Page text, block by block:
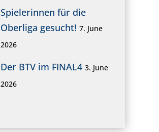
Spielerinnen für die
Oberliga gesucht! 7. June
2026
Der BTV im FINAL4 3. June
2026